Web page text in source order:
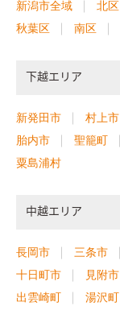
新潟市全域 北区
秋葉区
南区
下越エリア
新発田市 村上市
胎内市
聖籠町
粟島浦村
中越エリア
長岡市 三条市
十日町市
見附市
出雲崎町
湯沢町